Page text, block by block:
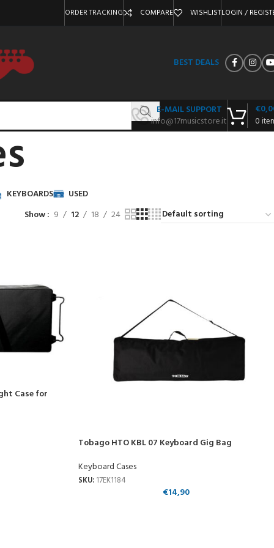
ORDER TRACKING COMPARE WISHLISTLOGIN /
BEST DEALS
E-MAIL SUPPORT
info@17musicstore.it
0
€
KEYBOARDS USED
Show 9 12 18 24
Case for
Tobago HTO KBL 07 Keyboard Gig Bag
Keyboard Cases
SKU: 17EK1184
€14,90